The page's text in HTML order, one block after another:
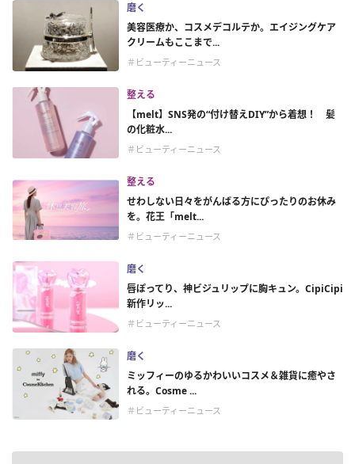
磨く
美容医療か、コスメデコルテか。エイジングケア
クリームもここまで...
＃ビューティーニュース
整える
【melt】SNS発の“付け替えDIY”から着想！ 髪
の化粧水...
＃ビューティーニュース
整える
せわしない日々をがんばる方にぴったりのお休み
を。花王「melt...
＃ビューティーニュース
磨く
唇ぽってり、神ビジュリップに胸キュン。CipiCipi
新作リッ...
＃ビューティーニュース
磨く
ミッフィーのゆるかわいいコスメ＆雑貨に癒やさ
れる。Cosme ...
＃ビューティーニュース